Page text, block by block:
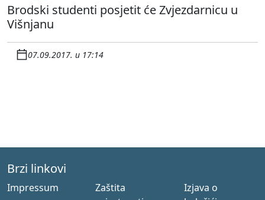
Brodski studenti posjetit će Zvjezdarnicu u
Višnjanu
07.09.2017. u 17:14
Brzi linkovi
Impressum
Zaštita
Izjava o